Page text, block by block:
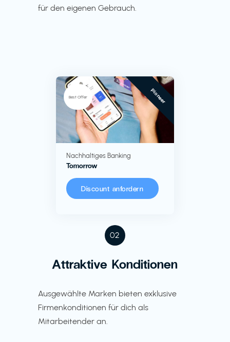
für den eigenen Gebrauch.
02
Attraktive Konditionen
Ausgewählte Marken bieten exklusive
Firmenkonditionen für dich als
Mitarbeitender an.
Best Offer Pioneer
Nachhaltiges Banking
Tomorrow
Discount anfordern